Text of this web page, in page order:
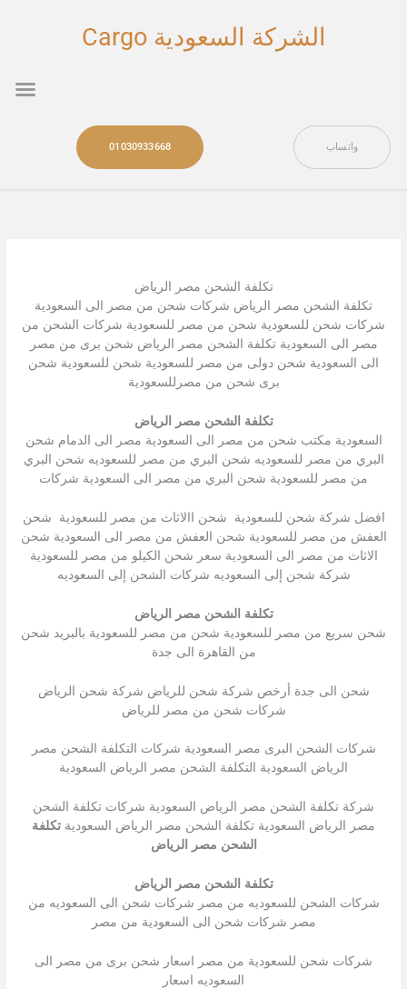
الشركة السعودية Cargo
واتساب 01030933668
تكلفة الشحن مصر الرياض
تكلفة الشحن مصر الرياض شركات شحن من مصر الى السعودية
شركات شحن للسعودية شحن من مصر للسعودية شركات الشحن من
مصر الى السعودية تكلفة الشحن مصر الرياض شحن برى من مصر
الى السعودية شحن دولى من مصر للسعودية شحن للسعودية شحن
برى شحن من مصرللسعودية
تكلفة الشحن مصر الرياض
السعودية مكتب شحن من مصر الى السعودية مصر الى الدمام شحن
البري من مصر للسعوديه شحن البري من مصر للسعوديه شحن البري
من مصر للسعودية شحن البري من مصر الى السعودية شركات
افضل شركة شحن للسعودية شحن االاثاث من مصر للسعودية شحن
العفش من مصر للسعودية شحن العفش من مصر الى السعودية شحن
الاثاث من مصر الى السعودية سعر شحن الكيلو من مصر للسعودية
شركة شحن إلى السعوديه شركات الشحن إلى السعوديه
تكلفة الشحن مصر الرياض
شحن سريع من مصر للسعودية شحن من مصر للسعودية بالبريد شحن
من القاهرة الى جدة
شحن الى جدة أرخص شركة شحن للرياض شركة شحن الرياض
شركات شحن من مصر للرياض
شركات الشحن البرى مصر السعودية شركات التكلفة الشحن مصر
الرياض السعودية التكلفة الشحن مصر الرياض السعودية
شركة تكلفة الشحن مصر الرياض السعودية شركات تكلفة الشحن
مصر الرياض السعودية تكلفة الشحن مصر الرياض السعودية تكلفة
الشحن مصر الرياض
تكلفة الشحن مصر الرياض
شركات الشحن للسعوديه من مصر شركات شحن الى السعوديه من
مصر شركات شحن الى السعودية من مصر
شركات شحن للسعودية من مصر اسعار شحن برى من مصر الى
السعوديه اسعار